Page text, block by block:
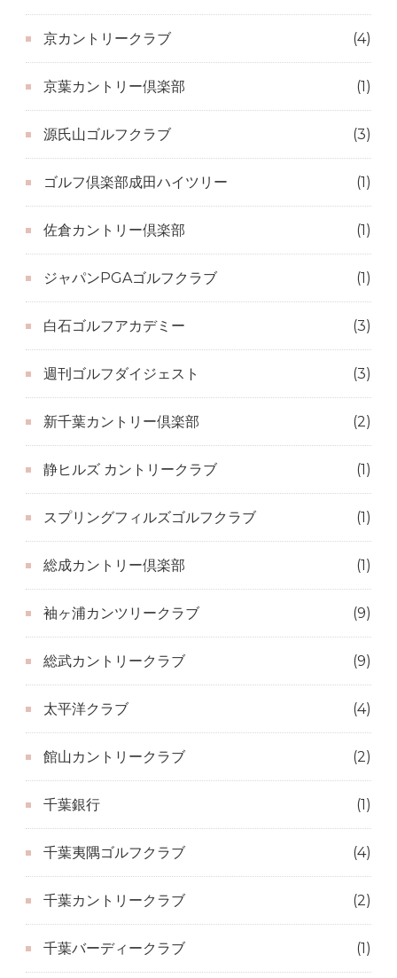
京カントリークラブ (4)
京葉カントリー倶楽部 (1)
源氏山ゴルフクラブ (3)
ゴルフ倶楽部成田ハイツリー (1)
佐倉カントリー倶楽部 (1)
ジャパンPGAゴルフクラブ (1)
白石ゴルフアカデミー (3)
週刊ゴルフダイジェスト (3)
新千葉カントリー倶楽部 (2)
静ヒルズ カントリークラブ (1)
スプリングフィルズゴルフクラブ (1)
総成カントリー倶楽部 (1)
袖ヶ浦カンツリークラブ (9)
総武カントリークラブ (9)
太平洋クラブ (4)
館山カントリークラブ (2)
千葉銀行 (1)
千葉夷隅ゴルフクラブ (4)
千葉カントリークラブ (2)
千葉バーディークラブ (1)